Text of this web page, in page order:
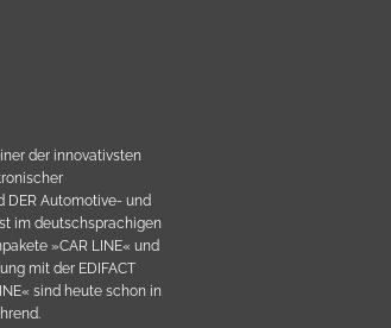
der innovativsten
DER Automotive- und
im deutschsprachigen
»CAR LINE« und
mit der EDIFACT
sind heute schon in